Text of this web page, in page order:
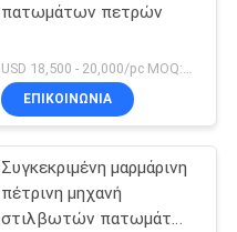
πατωμάτων πετρών
ΕΠΙΚΟΙΝΩΝΊΑ
Συγκεκριμένη μαρμάρινη
πέτρινη μηχανή
στιλβωτών πατωμάτων